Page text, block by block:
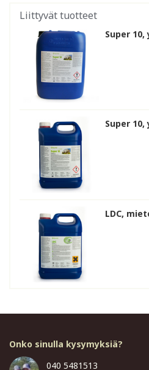
Liittyvät tuotteet
Super
Super
LDC,
Onko sinulla kysymyksiä?
040 5481513